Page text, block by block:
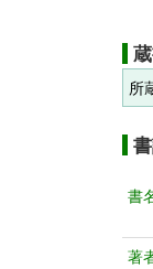
所
書
著